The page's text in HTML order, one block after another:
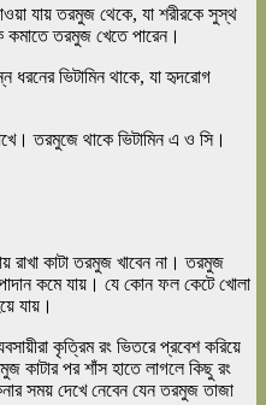
যায় তরমুজ থেকে, যা শরীরকে সুস্থ
কমাতে তরমুজ খেতে পারেন।
ধরনের ভিটামিন থাকে, যা হৃদরোগ
তরমুজে থাকে ভিটামিন এ ও সি।
রাখা কাটা তরমুজ খাবেন না। তরমুজ
কমে যায়। যে কোন ফল কেটে খোলা
যায়।
কৃত্রিম রং ভিতরে প্রবেশ করিয়ে
কাটার পর শাঁস হাতে লাগলে কিছু রং
সময় দেখে নেবেন যেন তরমুজ তাজা